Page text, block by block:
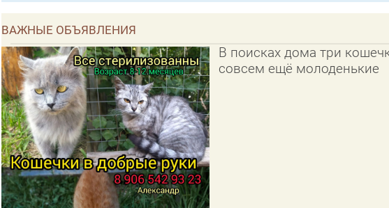
ВАЖНЫЕ ОБЪЯВЛЕНИЯ
В поисках дома три
совсем ещё молоденькие